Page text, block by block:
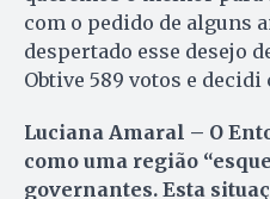
com o pedido de alguns
despertado esse desejo
Obtive 589 votos e
Luciana Amaral – O
como uma região
governantes. Esta